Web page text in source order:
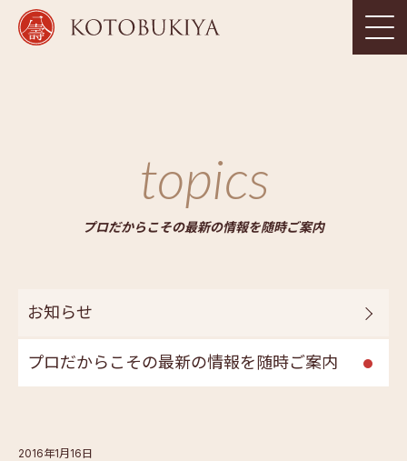
topics
プロだからこその最新の情報を随時ご案内
お知らせ
プロだからこその最新の情報を随時ご案内
2016年1月16日